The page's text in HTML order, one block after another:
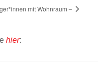
mit Wohnraum –
hier: